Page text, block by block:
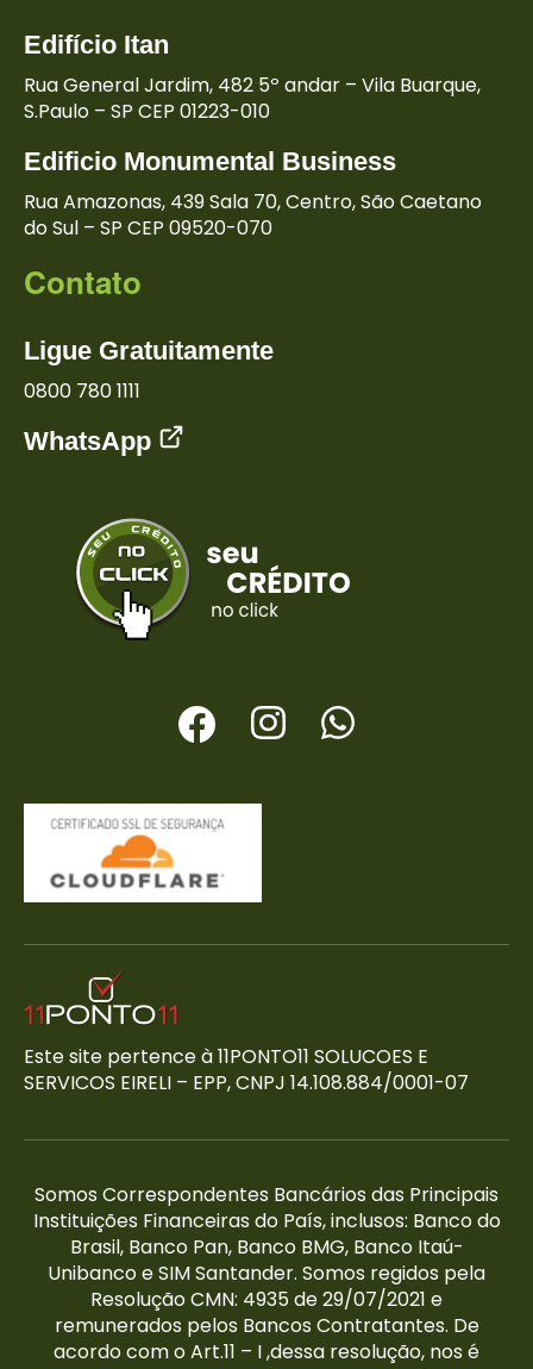
Edifício Itan
Rua General Jardim, 482 5º andar – Vila Buarque,
S.Paulo – SP CEP 01223-010
Edificio Monumental Business
Rua Amazonas, 439 Sala 70, Centro,São Caetano
do Sul – SP CEP 09520-070
Contato
Ligue Gratuitamente
0800 780 1111
WhatsApp
Este site pertence à 11PONTO11 SOLUCOES E
SERVICOS EIRELI – EPP, CNPJ 14.108.884/0001-07
Somos Correspondentes Bancários das Principais
Instituições Financeiras do País, inclusos: Banco do
Brasil, Banco Pan, Banco BMG, Banco Itaú-
Unibanco e SIM Santander. Somos regidos pela
Resolução CMN: 4935 de 29/07/2021 e
remunerados pelos Bancos Contratantes. De
acordo com o Art.11 – I ,dessa resolução, nos é